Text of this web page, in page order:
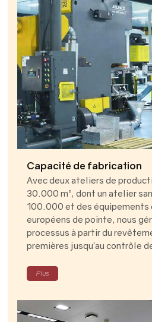
Capacité de fabrication
Avec deux ateliers de
30.000 m², dont un atelier
100.000 et des équipements
européens de pointe, nous
processus à partir du
premières jusqu’au contrôle
Plus